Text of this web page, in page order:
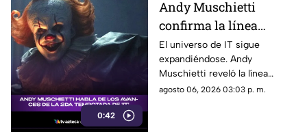
0:42
Andy Muschietti
confirma la línea
temporal de la segunda
temporada de 'IT'
El universo de IT sigue
expandiéndose. Andy
Muschietti reveló la línea
temporal que seguirá la
agosto 06, 2026 03:03 p. m.